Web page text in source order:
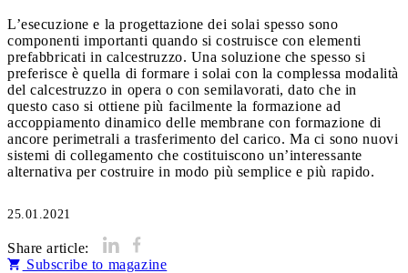
L’esecuzione e la progettazione dei solai spesso sono
componenti importanti quando si costruisce con elementi
prefabbricati in calcestruzzo. Una soluzione che spesso si
preferisce è quella di formare i solai con la complessa modalità
del calcestruzzo in opera o con semilavorati, dato che in
questo caso si ottiene più facilmente la formazione ad
accoppiamento dinamico delle membrane con formazione di
ancore perimetrali a trasferimento del carico. Ma ci sono nuovi
sistemi di collegamento che costituiscono un’interessante
25.01.2021
Share article:
Subscribe to magazine